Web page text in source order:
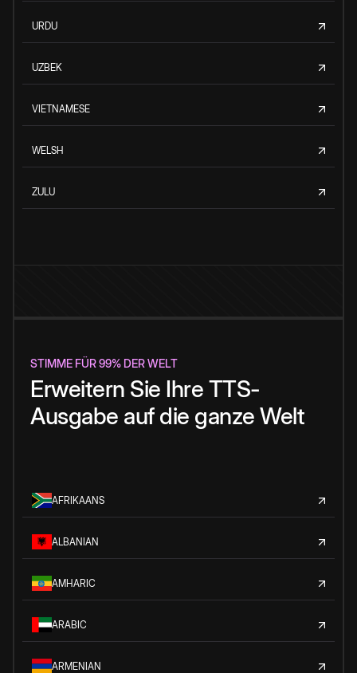
URDU
UZBEK
VIETNAMESE
WELSH
ZULU
STIMME FÜR 99% DER WELT
Erweitern Sie Ihre TTS-
Ausgabe auf die ganze Welt
AFRIKAANS
ALBANIAN
AMHARIC
ARABIC
ARMENIAN